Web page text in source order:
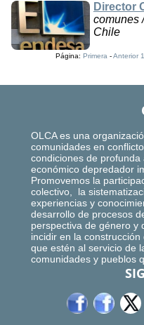
Director
comunes
Chile
Página:Primera -Anterior 1
OLCA es una
comunidades en
condiciones de
económico depredador
Promovemos la
colectivo, la
experiencias y
desarrollo de procesos
perspectiva de género y
incidir en la
que estén al servicio de
comunidades y pueblos